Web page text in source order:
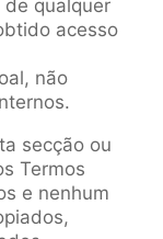
de qualquer
acesso
não
secção ou
Termos
e nenhum